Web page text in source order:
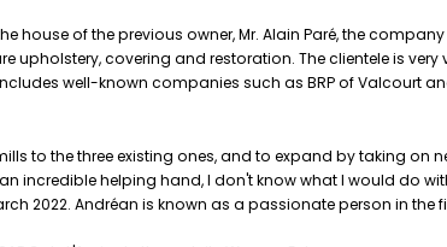
house of the previous owner, Mr. Alain Paré, the
upholstery, covering and restoration. The clientele is
well-known companies such as BRP of Valcourt
to the three existing ones, and to expand by taking on
incredible helping hand, I don't know what I would do
2022. Andréan is known as a passionate person in the